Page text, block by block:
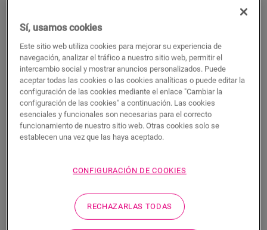
43,33
P.V.P Recomendado ( IVA incluido)
Encuentre un tienda cerca
¿Quiere ver este suelo en la vida real? ¿Le queda
alguna pregunta por hacer? ¡No se preocupe! Siempre
hay un tienda cerca.
BUSCAR
Sí, usamos cookies
Este sitio web utiliza cookies para mejorar su experiencia de
navegación, analizar el tráfico a nuestro sitio web, permitir el
intercambio social y mostrar anuncios personalizados. Puede
aceptar todas las cookies o las cookies analíticas o puede editar la
configuración de las cookies mediante el enlace "Cambiar la
configuración de las cookies" a continuación. Las cookies
esenciales y funcionales son necesarias para el correcto
funcionamiento de nuestro sitio web. Otras cookies solo se
establecen una vez que las haya aceptado.
CONFIGURACIÓN DE COOKIES
RECHAZARLAS TODAS